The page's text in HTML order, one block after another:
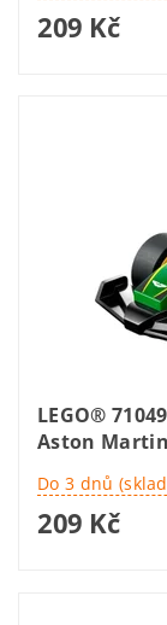
209 Kč
LEGO®
Aston Martin
Do 3 dnů
209 Kč